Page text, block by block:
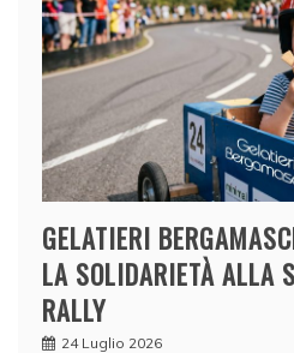
GELATIERI
LA SOLIDARIETÀ ALLA
RALLY
24 Luglio 2026